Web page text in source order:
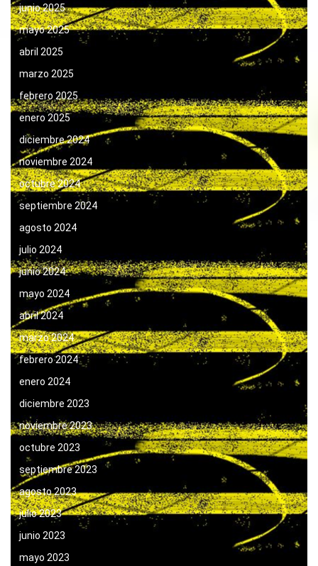
junio 2025
mayo 2025
abril 2025
marzo 2025
febrero 2025
enero 2025
diciembre 2024
noviembre 2024
octubre 2024
septiembre 2024
agosto 2024
julio 2024
junio 2024
mayo 2024
abril 2024
marzo 2024
febrero 2024
enero 2024
diciembre 2023
noviembre 2023
octubre 2023
septiembre 2023
agosto 2023
julio 2023
junio 2023
mayo 2023